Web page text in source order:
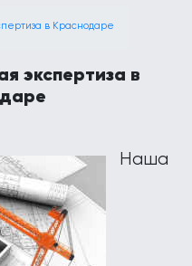
в Краснодаре
экспертиза в
Наша